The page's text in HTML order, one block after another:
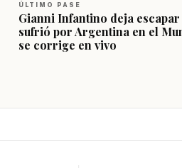
ÚLTIMO PASE
Gianni Infantino deja escapar
sufrió por Argentina en el
se corrige en vivo